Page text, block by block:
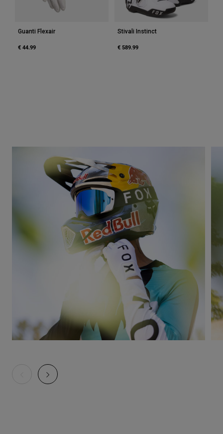
Guanti Flexair
€ 44.99
Stivali Instinct
€ 589.99